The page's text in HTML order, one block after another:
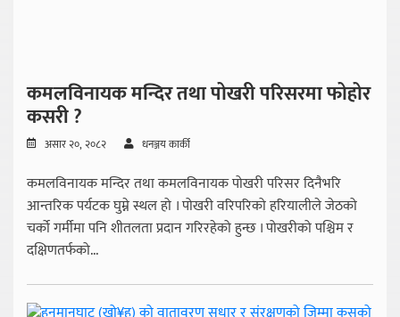
कमलविनायक मन्दिर तथा पोखरी परिसरमा फोहोर
कसरी ?
असार २०, २०८२ धनञ्जय कार्की
कमलविनायक मन्दिर तथा कमलविनायक पोखरी परिसर दिनैभरि
आन्तरिक पर्यटक घुम्ने स्थल हो । पोखरी वरिपरिको हरियालीले जेठको
चर्को गर्मीमा पनि शीतलता प्रदान गरिरहेको हुन्छ । पोखरीको पश्चिम र
दक्षिणतर्फको...